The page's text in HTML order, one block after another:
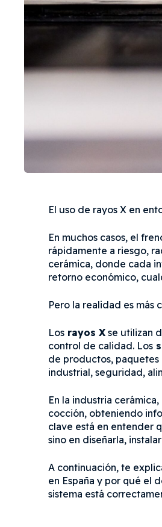
El uso de rayos X en
En muchos casos, el
rápidamente a riesgo,
cerámica, donde cada
retorno económico,
Pero la realidad es más
Los rayos X se utilizan
control de calidad. Los
de productos, paquetes
industrial, seguridad,
En la industria
cocción, obteniendo
clave está en entender
sino en diseñarla,
A continuación, te
en España y por qué el
sistema está